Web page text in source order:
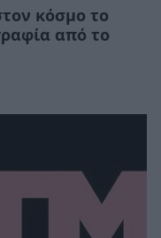
κόσμο το
από το